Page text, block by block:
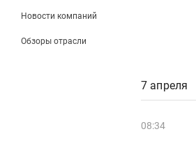
Новости компаний
Обзоры отрасли
7 апреля
08:34